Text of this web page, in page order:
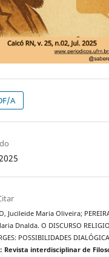
A
Jucileide Maria Oliveira;
Dnalda. O DISCURSO
POSSIBILIDADES
Revista interdisciplinar de